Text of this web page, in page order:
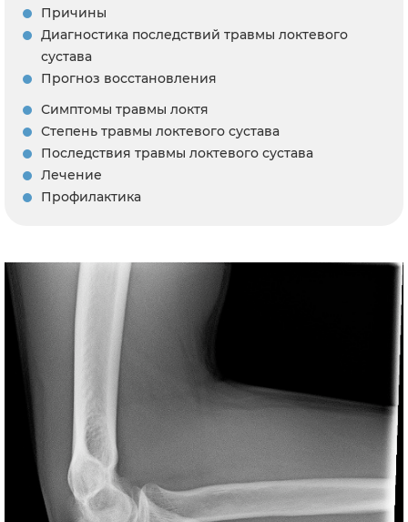
Причины
Диагностика последствий травмы локтевого
сустава
Прогноз восстановления
Симптомы травмы локтя
Степень травмы локтевого сустава
Последствия травмы локтевого сустава
Лечение
Профилактика